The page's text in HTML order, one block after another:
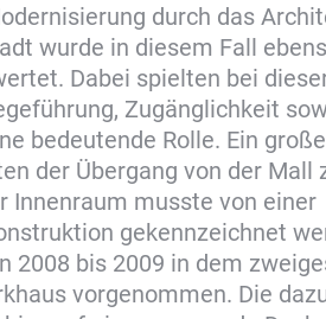
durch das
wurde in diesem Fall
Dabei spielten bei
Zugänglichkeit
bedeutende Rolle. Ein
der Übergang von der Mall
Innenraum musste von einer
gekennzeichnet
2008 bis 2009 in dem
vorgenommen. Die